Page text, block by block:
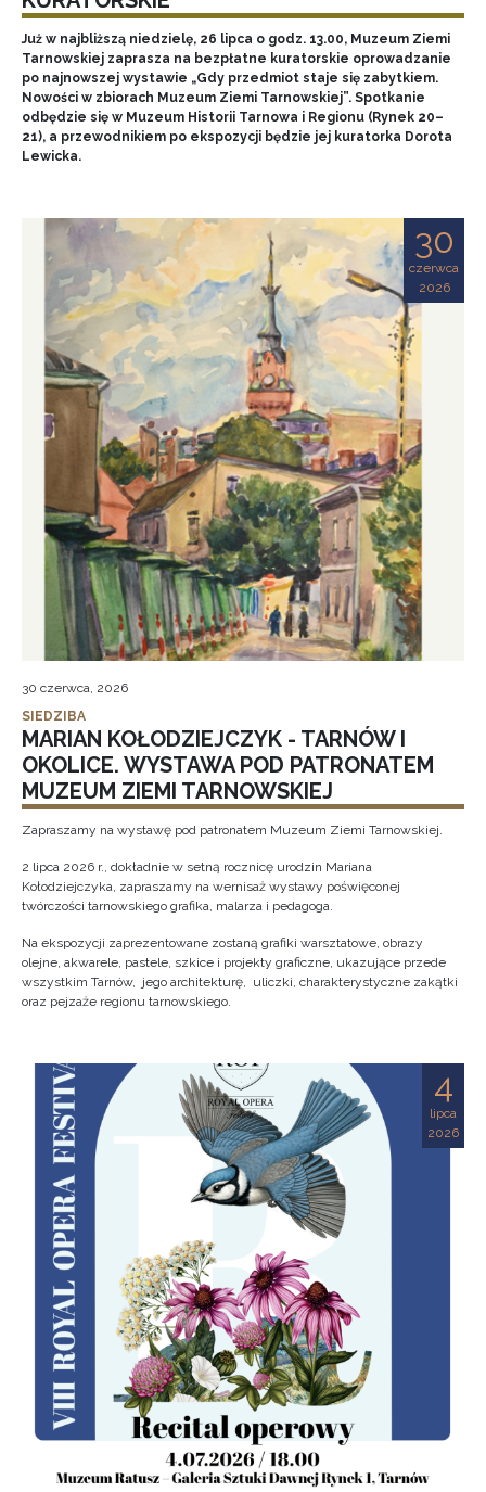
Już w najbliższą niedzielę, 26 lipca o godz. 13.00, Muzeum Ziemi
Tarnowskiej zaprasza na bezpłatne kuratorskie oprowadzanie
po najnowszej wystawie „Gdy przedmiot staje się zabytkiem.
Nowości w zbiorach Muzeum Ziemi Tarnowskiej”. Spotkanie
odbędzie się w Muzeum Historii Tarnowa i Regionu (Rynek 20–
21), a przewodnikiem po ekspozycji będzie jej kuratorka Dorota
Lewicka.
30
czerwca
2026
30 czerwca, 2026
SIEDZIBA
MARIAN KOŁODZIEJCZYK - TARNÓW I
OKOLICE. WYSTAWA POD PATRONATEM
MUZEUM ZIEMI TARNOWSKIEJ
Zapraszamy na wystawę pod patronatem Muzeum Ziemi Tarnowskiej.
2 lipca 2026 r., dokładnie w setną rocznicę urodzin Mariana
Kołodziejczyka, zapraszamy na wernisaż wystawy poświęconej
twórczości tarnowskiego grafika, malarza i pedagoga.
Na ekspozycji zaprezentowane zostaną grafiki warsztatowe, obrazy
olejne, akwarele, pastele, szkice i projekty graficzne, ukazujące przede
wszystkim Tarnów, jego architekturę, uliczki, charakterystyczne zakątki
oraz pejzaże regionu tarnowskiego.
4
lipca
2026